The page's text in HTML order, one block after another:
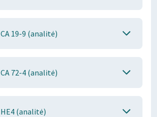
CA 19-9 (analitė)
CA 72-4 (analitė)
HE4 (analitė)